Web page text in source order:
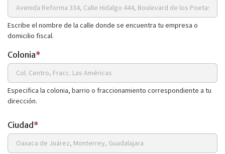
Escribe el nombre de la calle donde se encuentra tu empresa o
domicilio fiscal.
Colonia*
Especifica la colonia, barrio o fraccionamiento correspondiente a tu
dirección.
Ciudad *